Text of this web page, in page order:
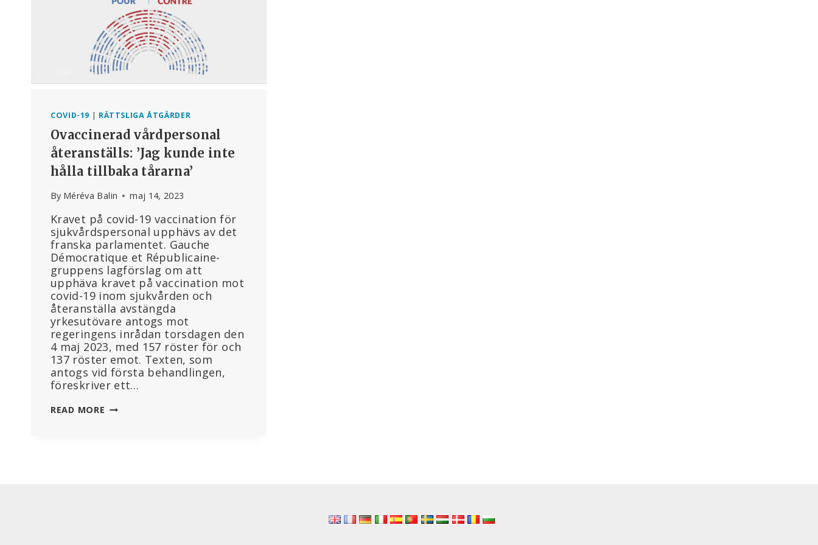
COVID-19 | RÄTTSLIGA ÅTGÄRDER
Ovaccinerad vårdpersonal
återanställs: ’Jag kunde inte
hålla tillbaka tårarna’
By Méréva Balin maj 14, 2023
Kravet på covid-19 vaccination för
sjukvårdspersonal upphävs av det
franska parlamentet. Gauche
Démocratique et Républicaine-
gruppens lagförslag om att
upphäva kravet på vaccination mot
covid-19 inom sjukvården och
återanställa avstängda
yrkesutövare antogs mot
regeringens inrådan torsdagen den
4 maj 2023, med 157 röster för och
137 röster emot. Texten, som
antogs vid första behandlingen,
föreskriver ett…
READ MORE OVACCINERAD